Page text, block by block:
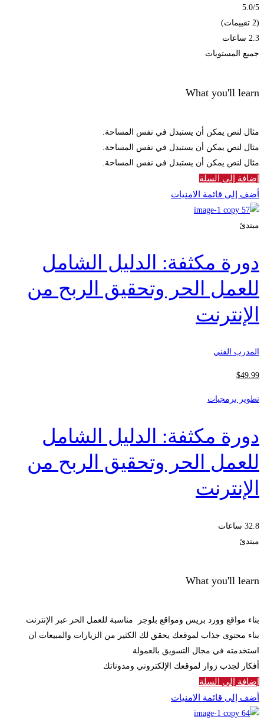
5.0/5
(2 تقييمات)
2.3 ساعات
جميع المستويات
What you'll learn
مثال لنص يمكن أن يستبدل في نفس المساحة.
مثال لنص يمكن أن يستبدل في نفس المساحة.
مثال لنص يمكن أن يستبدل في نفس المساحة.
إضافة إلى السلة
أضف إلى قائمة الامنيات
مبتدئ
دورة مكثفة: الدليل الشامل
للعمل الحر وتحقيق الربح من
الإنترنت
المدرب الفني
$49.99
تطوير برمجيات
دورة مكثفة: الدليل الشامل
للعمل الحر وتحقيق الربح من
الإنترنت
32.8 ساعات
مبتدئ
What you'll learn
بناء مواقع وورد بريس ومواقع بلوجر مناسبة للعمل الحر عبر الإنترنت
بناء محتوى جذاب لموقعك يحقق لك الكثير من الزيارات والمبيعات ان
استخدمته في مجال التسويق بالعمولة
أفكار لجذب زوار لموقعك الإلكتروني ومدوناتك
إضافة إلى السلة
أضف إلى قائمة الامنيات